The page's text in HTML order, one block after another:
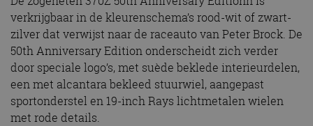
verkrijgbaar in de kleurenschema’s rood-wit of zwart-
zilver dat verwijst naar de raceauto van Peter Brock. De
50th Anniversary Edition onderscheidt zich verder
door speciale logo’s, met suède beklede interieurdelen,
een met alcantara bekleed stuurwiel, aangepast
sportonderstel en 19-inch Rays lichtmetalen wielen
met rode details.